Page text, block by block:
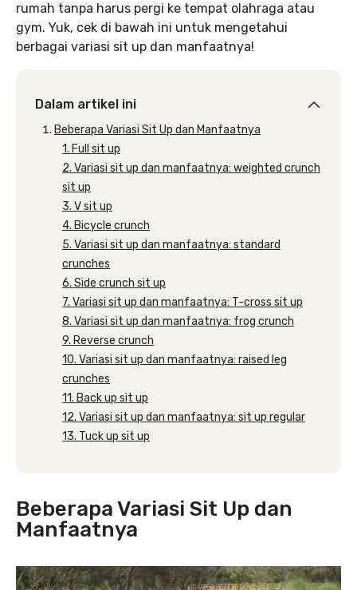
rumah tanpa harus pergi ke tempat olahraga atau
gym. Yuk, cek di bawah ini untuk mengetahui
berbagai variasi sit up dan manfaatnya!
Dalam artikel ini
Beberapa Variasi Sit Up dan Manfaatnya
1. Full sit up
2. Variasi sit up dan manfaatnya: weighted crunch
sit up
3. V sit up
4. Bicycle crunch
5. Variasi sit up dan manfaatnya: standard
crunches
6. Side crunch sit up
7. Variasi sit up dan manfaatnya: T-cross sit up
8. Variasi sit up dan manfaatnya: frog crunch
9. Reverse crunch
10. Variasi sit up dan manfaatnya: raised leg
crunches
11. Back up sit up
12. Variasi sit up dan manfaatnya: sit up regular
13. Tuck up sit up
Beberapa Variasi Sit Up dan
Manfaatnya